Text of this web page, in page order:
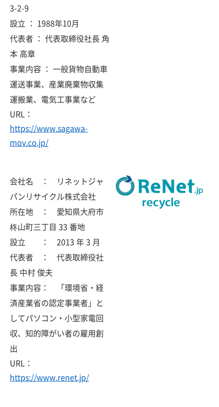
3-2-9
設立 ： 1988年10月
代表者 ： 代表取締役社長 角
本 高章
事業内容 ： 一般貨物自動車
運送事業、産業廃棄物収集
運搬業、電気工事業など
URL：
https://www.sagawa-
mov.co.jp/
会社名 ： リネットジャ
パンリサイクル株式会社
所在地 ： 愛知県大府市
柊山町三丁目 33 番地
設立 ： 2013 年 3 月
代表者 ： 代表取締役社
長 中村 俊夫
事業内容： 「環境省・経
済産業省の認定事業者」と
してパソコン・小型家電回
収、知的障がい者の雇用創
出
URL：
https://www.renet.jp/